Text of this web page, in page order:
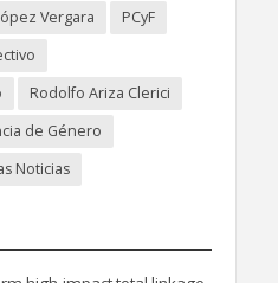
Vergara
PCyF
Rodolfo Ariza Clerici
de Género
Noticias